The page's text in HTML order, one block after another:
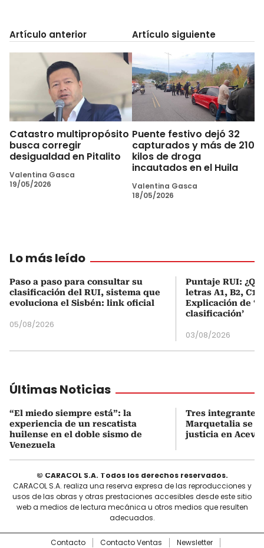
Artículo anterior
Catastro multipropósito
busca corregir
desigualdad en Pitalito
Valentina Gasca
19/05/2026
Artículo siguiente
Puente festivo dejó 32
capturados y más de 210
kilos de droga
incautados en el Huila
Valentina Gasca
18/05/2026
Lo más leído
Paso a paso para consultar su
clasificación del RUI, sistema que
evoluciona el Sisbén: link oficial
05/08/2026
Puntaje RUI:
letras A1, B2, C1
Explicación de
clasificación’
03/08/2026
Últimas Noticias
“El miedo siempre está”: la
experiencia de un rescatista
huilense en el doble sismo de
Venezuela
Tres integrantes
Marquetalia se
justicia en
© CARACOL S.A. Todos los derechos reservados.
CARACOL S.A. realiza una reserva expresa de las reproducciones y
usos de las obras y otras prestaciones accesibles desde este sitio
web a medios de lectura mecánica u otros medios que resulten
adecuados.
Contacto Contacto Ventas Newsletter